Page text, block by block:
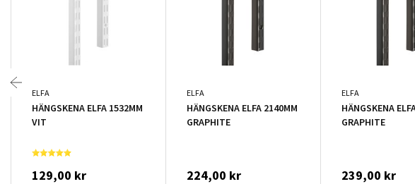
ELFA
HÄNGSKENA ELFA 1532MM
VIT
129,00 kr
ELFA
HÄNGSKENA ELFA 2140MM
GRAPHITE
224,00 kr
ELFA
HÄNGSKENA
GRAPHITE
239,00 kr